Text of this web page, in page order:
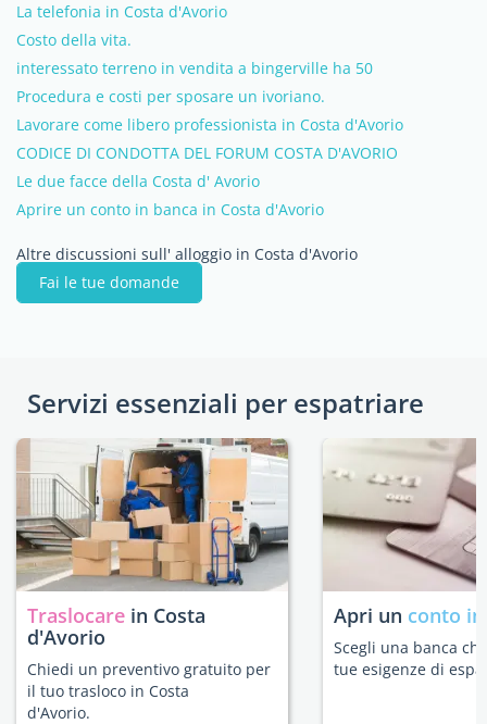
La telefonia in Costa d'Avorio
Costo della vita.
interessato terreno in vendita a bingerville ha 50
Procedura e costi per sposare un ivoriano.
Lavorare come libero professionista in Costa d'Avorio
CODICE DI CONDOTTA DEL FORUM COSTA D'AVORIO
Le due facce della Costa d' Avorio
Aprire un conto in banca in Costa d'Avorio
Altre discussioni sull' alloggio in Costa d'Avorio
Fai le tue domande
Servizi essenziali per espatriare
Traslocare in Costa
d'Avorio
Chiedi un preventivo gratuito per
il tuo trasloco in Costa
d'Avorio.
Apri un conto
Scegli una banca
tue esigenze di